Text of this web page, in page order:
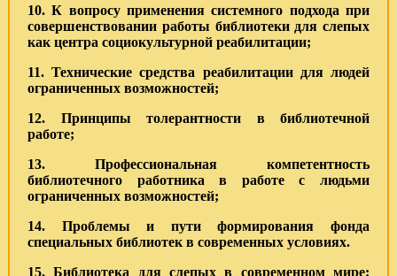
10. К вопросу применения системного подхода при
совершенствовании работы библиотеки для слепых
как центра социокультурной реабилитации;
11. Технические средства реабилитации для людей
ограниченных возможностей;
12. Принципы толерантности в библиотечной
работе;
13. Профессиональная компетентность
библиотечного работника в работе с людьми
ограниченных возможностей;
14. Проблемы и пути формирования фонда
специальных библиотек в современных условиях.
15.Библиотека для слепых в современном мире: